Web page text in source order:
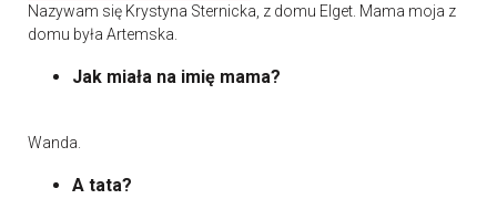
Nazywam się Krystyna Sternicka, z domu Elget. Mama moja z
domu była Artemska.
Jak miała na imię mama?
Wanda.
A tata?